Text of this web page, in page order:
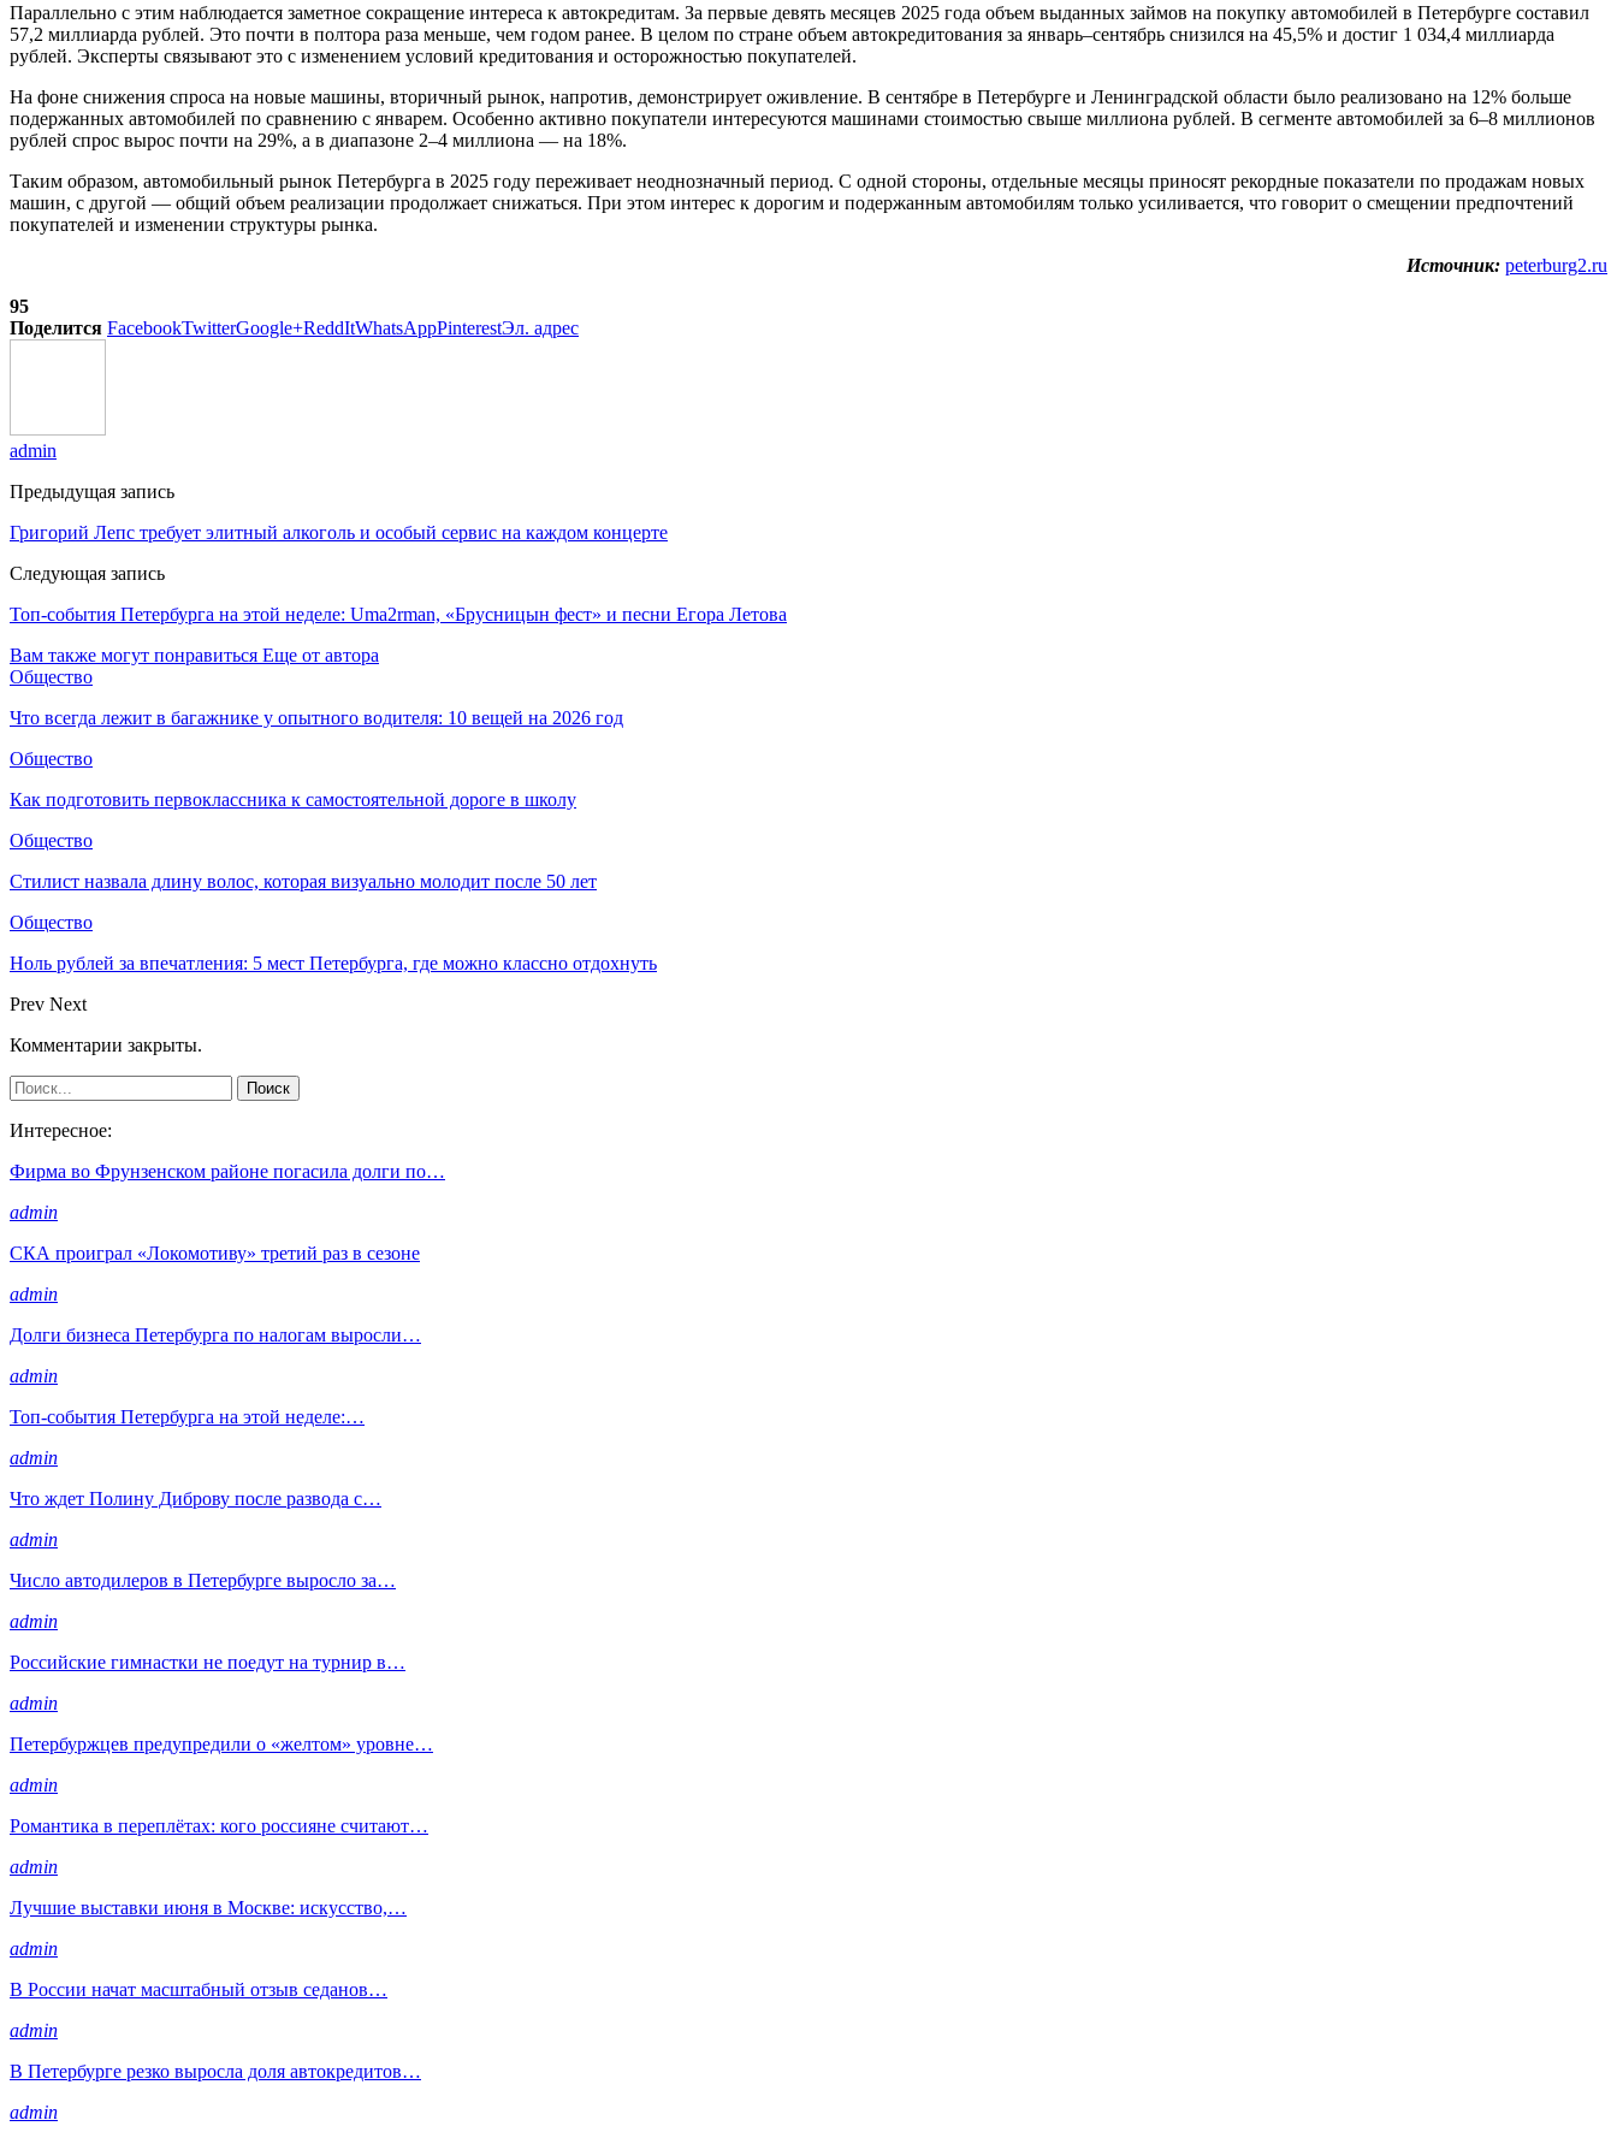
Параллельно с этим наблюдается заметное сокращение интереса к автокредитам. За первые девять месяцев 2025 года объем выданных займов на покупку автомобилей в Петербурге составил
57,2 миллиарда рублей. Это почти в полтора раза меньше, чем годом ранее. В целом по стране объем автокредитования за январь–сентябрь снизился на 45,5% и достиг 1 034,4 миллиарда
рублей. Эксперты связывают это с изменением условий кредитования и осторожностью покупателей.
На фоне снижения спроса на новые машины, вторичный рынок, напротив, демонстрирует оживление. В сентябре в Петербурге и Ленинградской области было реализовано на 12% больше
подержанных автомобилей по сравнению с январем. Особенно активно покупатели интересуются машинами стоимостью свыше миллиона рублей. В сегменте автомобилей за 6–8 миллионов
рублей спрос вырос почти на 29%, а в диапазоне 2–4 миллиона — на 18%.
Таким образом, автомобильный рынок Петербурга в 2025 году переживает неоднозначный период. С одной стороны, отдельные месяцы приносят рекордные показатели по продажам новых
машин, с другой — общий объем реализации продолжает снижаться. При этом интерес к дорогим и подержанным автомобилям только усиливается, что говорит о смещении предпочтений
покупателей и изменении структуры рынка.
Источник: peterburg2.ru
95
Поделится FacebookTwitterGoogle+ReddItWhatsAppPinterestЭл. адрес
admin
Предыдущая запись
Григорий Лепс требует элитный алкоголь и особый сервис на каждом концерте
Следующая запись
Топ-события Петербурга на этой неделе: Uma2rman, «Брусницын фест» и песни Егора Летова
Вам также могут понравиться Еще от автора
Общество
Что всегда лежит в багажнике у опытного водителя: 10 вещей на 2026 год
Общество
Как подготовить первоклассника к самостоятельной дороге в школу
Общество
Стилист назвала длину волос, которая визуально молодит после 50 лет
Общество
Ноль рублей за впечатления: 5 мест Петербурга, где можно классно отдохнуть
Prev Next
Комментарии закрыты.
Интересное:
Фирма во Фрунзенском районе погасила долги по…
admin
СКА проиграл «Локомотиву» третий раз в сезоне
admin
Долги бизнеса Петербурга по налогам выросли…
admin
Топ-события Петербурга на этой неделе:…
admin
Что ждет Полину Диброву после развода с…
admin
Число автодилеров в Петербурге выросло за…
admin
Российские гимнастки не поедут на турнир в…
admin
Петербуржцев предупредили о «желтом» уровне…
admin
Романтика в переплётах: кого россияне считают…
admin
Лучшие выставки июня в Москве: искусство,…
admin
В России начат масштабный отзыв седанов…
admin
В Петербурге резко выросла доля автокредитов…
admin